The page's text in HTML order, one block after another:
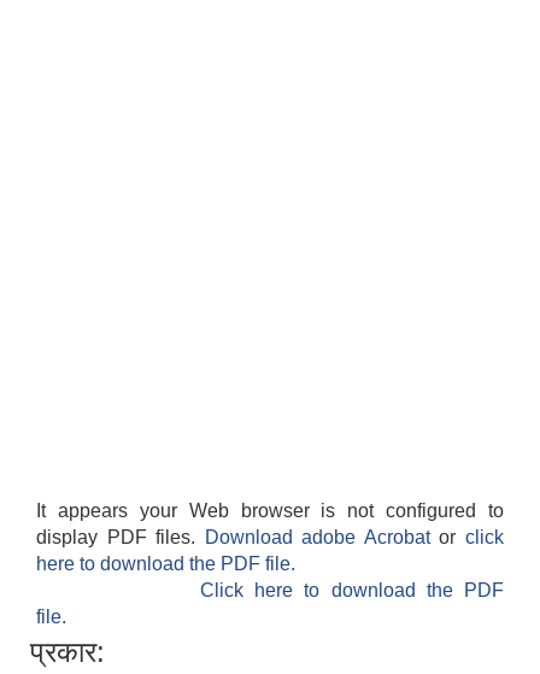
It appears your Web browser is not configured to
display PDF files.
Download adobe Acrobatorclick
here to download the PDF file.
Click here to download the PDF
file.
प्रकार: